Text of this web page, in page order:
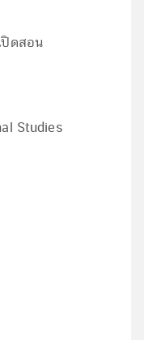
ปิดสอน
Studies